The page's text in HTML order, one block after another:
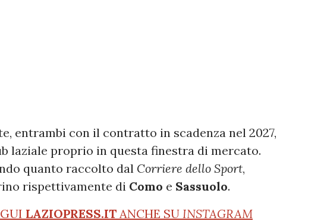
entrambi con il contratto in scadenza nel 2027,
laziale proprio in questa finestra di mercato.
quanto raccolto dal Corriere dello Sport,
rispettivamente di Como e Sassuolo.
LAZIOPRESS.IT ANCHE SU INSTAGRAM